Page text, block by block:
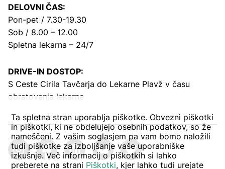
DELOVNI ČAS:
Pon-pet / 7.30-19.30
Sob / 8.00 – 12.00
Spletna lekarna – 24/7
DRIVE-IN DOSTOP:
S Ceste Cirila Tavčarja do Lekarne Plavž v času
obratovanja lekarne
Ta spletna stran uporablja piškotke. Obvezni piškotki
in piškotki, ki ne obdelujejo osebnih podatkov, so že
nameščeni. Z vašim soglasjem pa vam bomo naložili
tudi piškotke za izboljšanje vaše uporabniške
izkušnje. Več informacij o piškotkih si lahko
preberete na strani Piškotki, kjer lahko tudi urejate